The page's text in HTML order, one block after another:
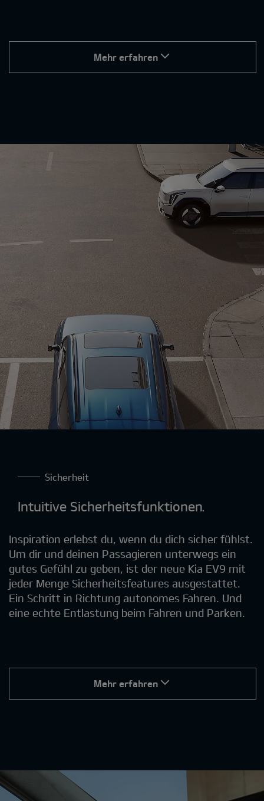
Mehr erfahren
Sicherheit
Intuitive Sicherheitsfunktionen.
Inspiration erlebst du, wenn du dich sicher fühlst.
Um dir und deinen Passagieren unterwegs ein
gutes Gefühl zu geben, ist der neue Kia EV9 mit
jeder Menge Sicherheitsfeatures ausgestattet.
Ein Schritt in Richtung autonomes Fahren. Und
eine echte Entlastung beim Fahren und Parken.
Mehr erfahren